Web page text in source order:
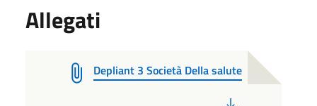
Allegati
Depliant 3 Società Della salute